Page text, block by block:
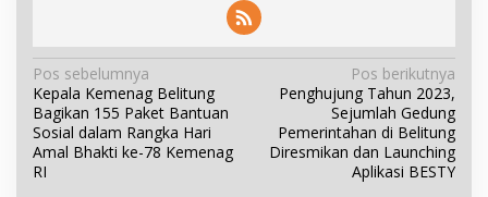
N
a
v
i
g
Pos sebelumnya
Kepala Kemenag Belitung
Bagikan 155 Paket Bantuan
Sosial dalam Rangka Hari
Amal Bhakti ke-78 Kemenag
RI
Pos berikutnya
Penghujung Tahun 2023,
Sejumlah Gedung
Pemerintahan di Belitung
Diresmikan dan Launching
Aplikasi BESTY